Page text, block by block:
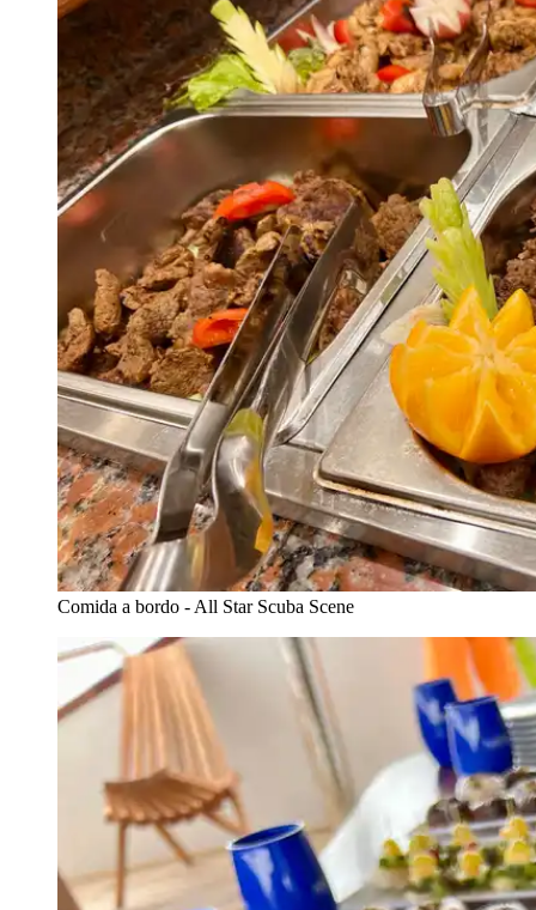
Comida a bordo - All Star Scuba Scene